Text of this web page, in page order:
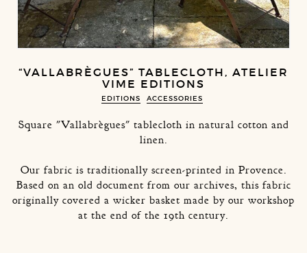
“VALLABRÈGUES” TABLECLOTH, ATELIER
VIME EDITIONS
EDITIONS ACCESSORIES
Square "Vallabrègues" tablecloth in natural cotton and
linen.
Our fabric is traditionally screen-printed in Provence.
Based on an old document from our archives, this fabric
originally covered a wicker basket made by our workshop
at the end of the 19th century.